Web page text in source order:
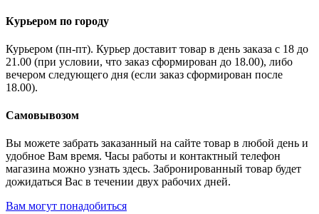
Курьером по городу
Курьером (пн-пт). Курьер доставит товар в день заказа с 18 до
21.00 (при условии, что заказ сформирован до 18.00), либо
вечером следующего дня (если заказ сформирован после
18.00).
Самовывозом
Вы можете забрать заказанный на сайте товар в любой день и
удобное Вам время. Часы работы и контактный телефон
магазина можно узнать здесь. Забронированный товар будет
дожидаться Вас в течении двух рабочих дней.
Вам могут понадобиться